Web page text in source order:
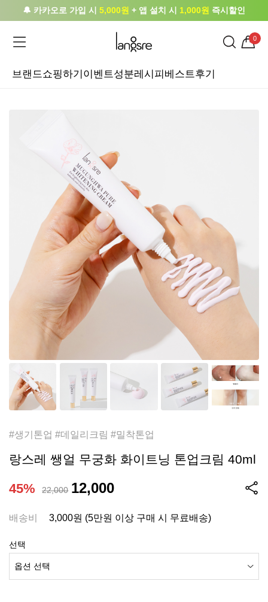
🔔 카카오로 가입 시 5,000원 + 앱 설치 시 1,000원 즉시할인
0
브랜드쇼핑하기 이벤트성분레시피 베스트후기
#생기톤업 #데일리크림 #밀착톤업
랑스레 쌩얼 무궁화 화이트닝 톤업크림 40ml
45% 22,000 12,000
배송비 3,000원 (5만원 이상 구매 시 무료배송)
선택